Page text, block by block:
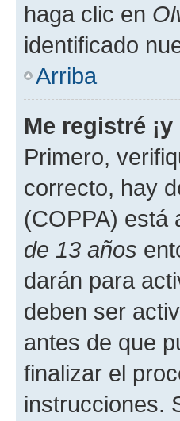
haga clic en
identificado
Arriba
Me registré
Primero,
correcto, hay
(COPPA) está
de 13 años
darán para
deben ser
antes de que
finalizar el
instrucciones.